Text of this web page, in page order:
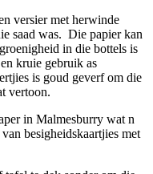
versier met herwinde
saad was. Die papier kan
in die bottels is
kruie gebruik as
is goud geverf om die
vertoon.
in Malmesburry wat n
besigheidskaartjies met